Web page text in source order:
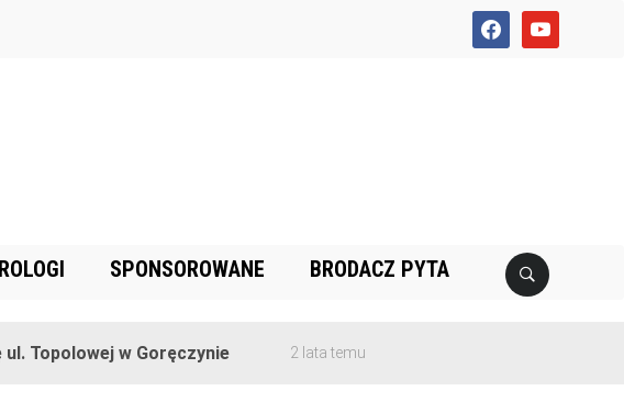
facebookyoutube
SPONSOROWANE BRODACZ PYTA
w Goręczynie 2 lata temu